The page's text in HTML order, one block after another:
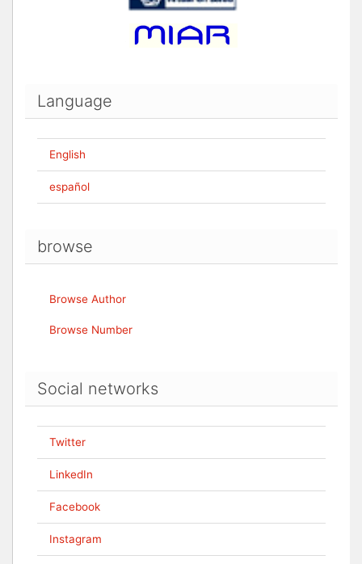
Language
English
español
browse
Browse Author
Browse Number
Social networks
Twitter
LinkedIn
Facebook
Instagram